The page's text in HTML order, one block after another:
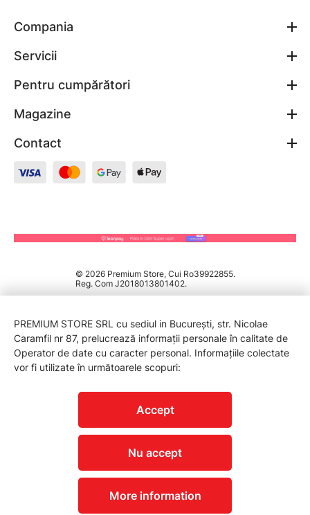
Compania
Servicii
Pentru cumpărători
Magazine
Contact
© 2026 Premium Store, Cui Ro39922855.
Reg. Com J2018013801402.
PREMIUM STORE SRL cu sediul in București, str. Nicolae
Caramfil nr 87, prelucrează informații personale în calitate de
Operator de date cu caracter personal. Informațiile colectate
vor fi utilizate în următoarele scopuri:
Accept
Nu accept
More information